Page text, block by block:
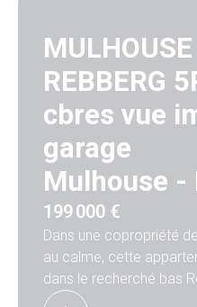
REBBERG
cbres vue
garage
Mulhouse -
199 000 €
Dans une copropriété
au calme, cette
dans le recherché bas
gare et toutes